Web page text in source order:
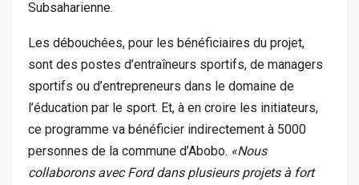
Subsaharienne.
Les débouchées, pour les bénéficiaires du projet,
sont des postes d’entraîneurs sportifs, de managers
sportifs ou d’entrepreneurs dans le domaine de
l’éducation par le sport. Et, à en croire les initiateurs,
ce programme va bénéficier indirectement à 5000
personnes de la commune d’Abobo. «Nous
collaborons avec Ford dans plusieurs projets à fort